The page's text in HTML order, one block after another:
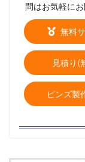
問はお気軽にお
無料
見積り(
ピンズ製